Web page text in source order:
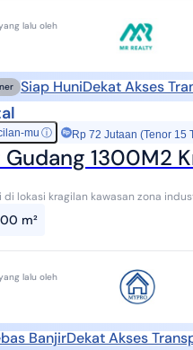
lalu oleh
Siap HuniDekat Akses
mu ⓘ Rp 72 Jutaan (Tenor 15
1300M2
lokasi kragilan kawasan zona
ke tol ciujung ...
m²
lalu oleh
BanjirDekat Akses